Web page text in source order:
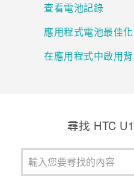
查看電池記錄
應用程式電池最佳化
在應用程式中啟用
尋找 HTC